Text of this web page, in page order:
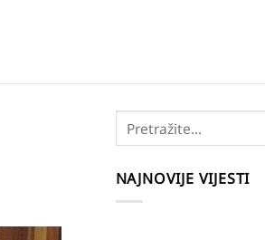
NAJNOVIJE VIJESTI